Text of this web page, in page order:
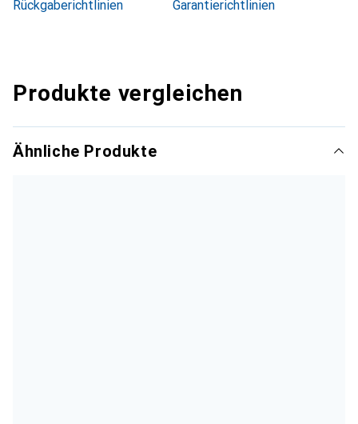
Rückgaberichtlinien Garantierichtlinien
Produkte vergleichen
Ähnliche Produkte